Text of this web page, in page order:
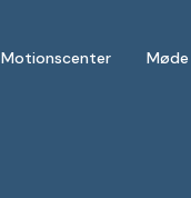
Motionscenter